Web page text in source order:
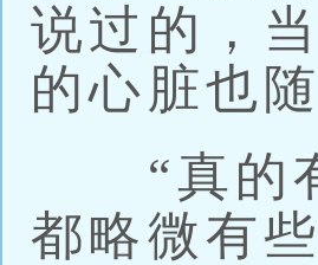
说过的，
的心脏也
“真的有
都略微有